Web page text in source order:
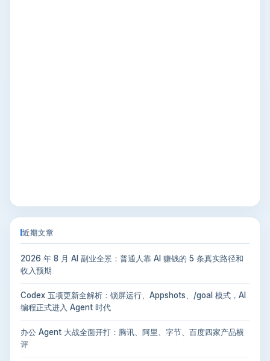
近期文章
2026 年 8 月 AI 副业全景：普通人靠 AI 赚钱的 5 条真实路径和
收入预期
Codex 五项更新全解析：锁屏运行、Appshots、/goal 模式，AI
编程正式进入 Agent 时代
办公 Agent 大战全面开打：腾讯、阿里、字节、百度四家产品横
评